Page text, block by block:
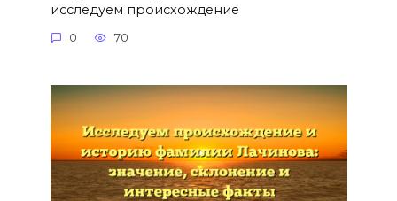
исследуем происхождение
0 70